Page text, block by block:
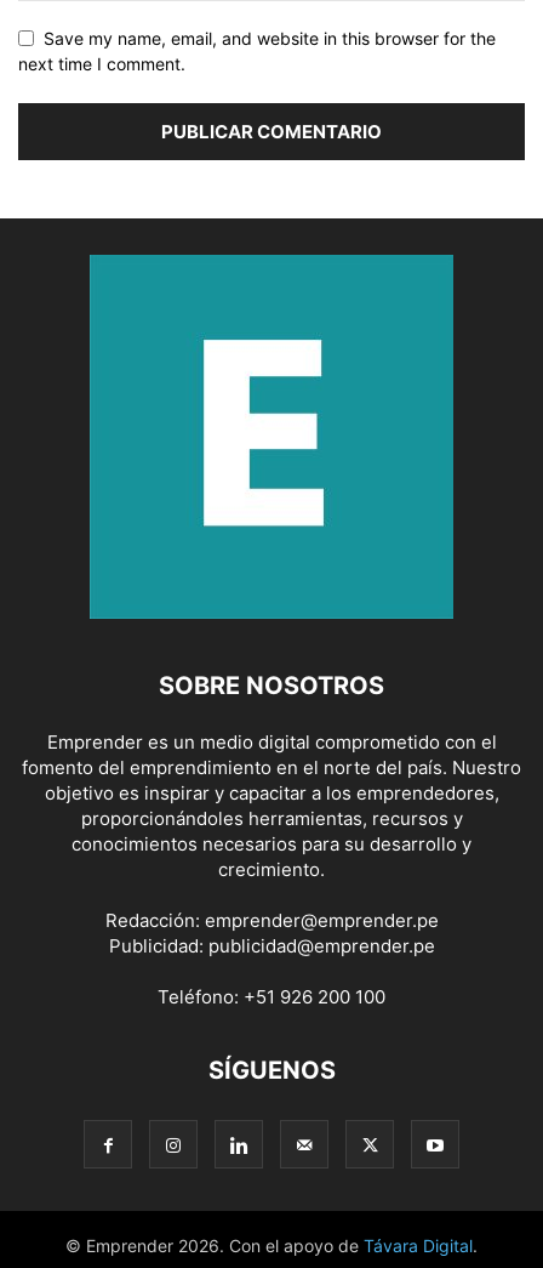
Save my name, email, and website in this browser for the
next time I comment.
SOBRE NOSOTROS
Emprender es un medio digital comprometido con el
fomento del emprendimiento en el norte del país. Nuestro
objetivo es inspirar y capacitar a los emprendedores,
proporcionándoles herramientas, recursos y
conocimientos necesarios para su desarrollo y
crecimiento.
Redacción: emprender@emprender.pe
Publicidad: publicidad@emprender.pe
Teléfono: +51 926 200 100
SÍGUENOS
© Emprender 2026. Con el apoyo de Távara Digital.